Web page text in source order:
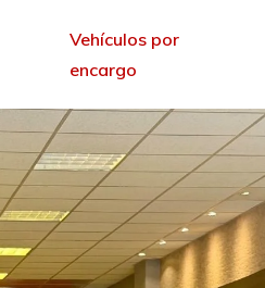
Vehículos por
encargo